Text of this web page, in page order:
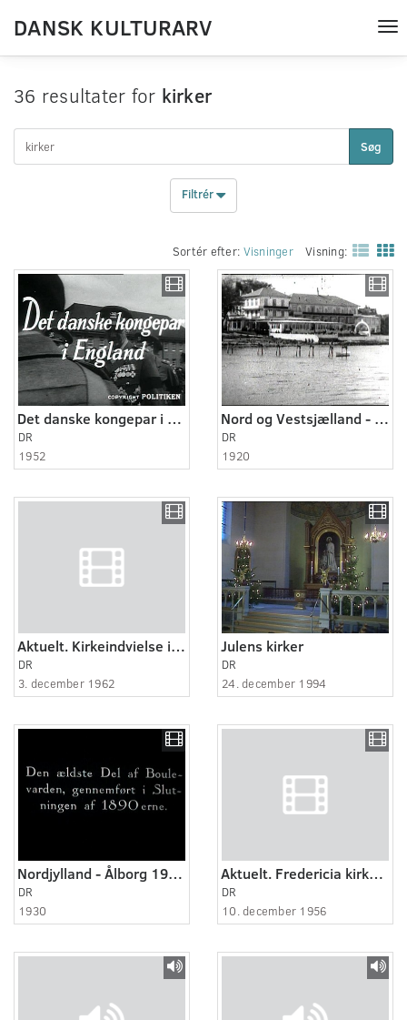
DANSK KULTURARV
36 resultater for kirker
Søg
Filtrér
Sortér efter: Visninger Visning:
Det danske kongepar i England
DR
1952
Nord og Vestsjælland - Hørsholm 1920
DR
1920
Aktuelt. Kirkeindvielse i Nakskov.
DR
3. december 1962
Julens kirker
DR
24. december 1994
Nordjylland - Ålborg 1930 - 1931
DR
1930
Aktuelt. Fredericia kirke genindviet.
DR
10. december 1956